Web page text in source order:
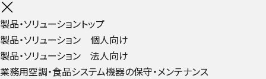
製品・ソリューショントップ
製品・ソリューション 個人向け
製品・ソリューション 法人向け
業務用空調・食品システム機器の保守・メンテナンス